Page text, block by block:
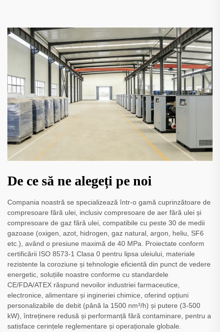
De ce să ne alegeți pe noi
Compania noastră se specializează într-o gamă cuprinzătoare de
compresoare fără ulei, inclusiv compresoare de aer fără ulei și
compresoare de gaz fără ulei, compatibile cu peste 30 de medii
gazoase (oxigen, azot, hidrogen, gaz natural, argon, heliu, SF6
etc.), având o presiune maximă de 40 MPa. Proiectate conform
certificării ISO 8573-1 Clasa 0 pentru lipsa uleiului, materiale
rezistente la coroziune și tehnologie eficientă din punct de vedere
energetic, soluțiile noastre conforme cu standardele
CE/FDA/ATEX răspund nevoilor industriei farmaceutice,
electronice, alimentare și ingineriei chimice, oferind opțiuni
personalizabile de debit (până la 1500 nm³/h) și putere (3-500
kW), întreținere redusă și performanță fără contaminare, pentru a
satisface cerințele reglementare și operaționale globale.